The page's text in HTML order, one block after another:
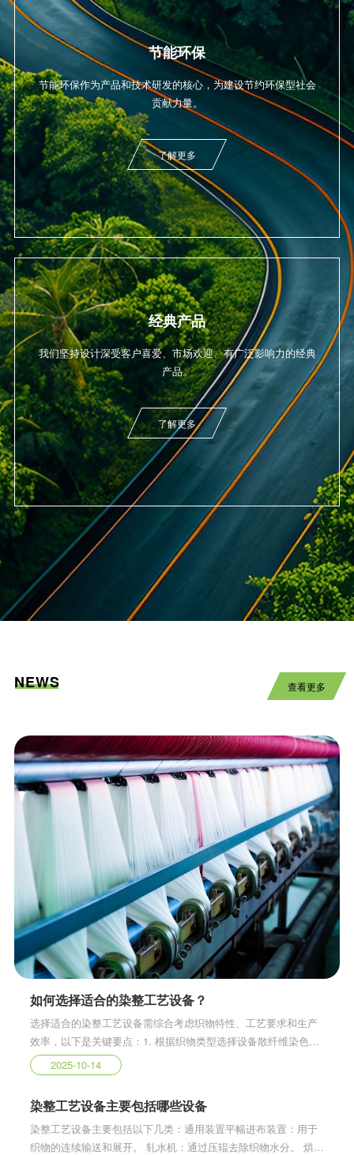
节能环保
节能环保作为产品和技术研发的核心，为建设节约环保型社会
贡献力量。
了解更多
经典产品
我们坚持设计深受客户喜爱、市场欢迎、有广泛影响力的经典
产品。
了解更多
NEWS 查看更多
如何选择适合的染整工艺设备？
选择适合的染整工艺设备需综合考虑织物特性、工艺要求和生产
效率，以下是关键要点：1. ‌根据织物类型选择设备‌散纤维染色‌：
间歇式散纤维染色机（圆桶或锥形锅设计）适合小批量均匀染
色，连续式散纤维染色机（加料斗+输送带）适合高效生产‌。纱线
染色‌：绞纱染色机（载纱管+循环泵）适合绞纱，筒子纱染色机
（低浴比设计
2025-10-14
染整工艺设备主要包括哪些设备
染整工艺设备主要包括以下几类：通用装置平幅进布装置‌：用于
织物的连续输送和展开。 ‌轧水机‌：通过压辊去除织物水分。 ‌烘燥